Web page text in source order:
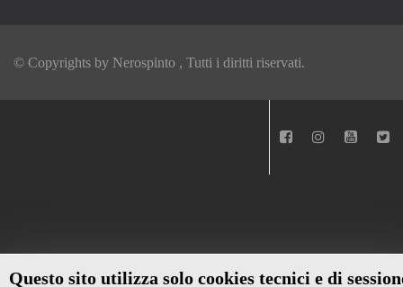
Questo sito utilizza solo cookies tecnici e di
© Copyrights by Nerospinto , Tutti i diritti riservati.